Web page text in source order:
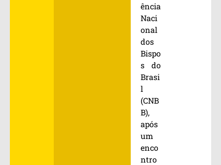
ência
Naci
onal
dos
Bispo
s do
Brasi
l
(CNB
B),
após
um
enco
ntro